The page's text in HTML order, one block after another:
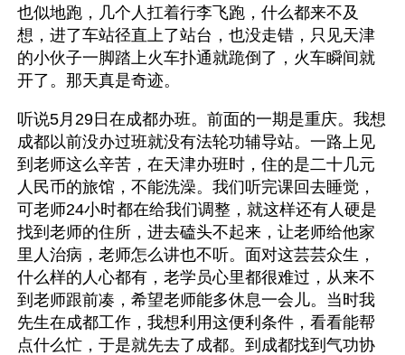
也似地跑，几个人扛着行李飞跑，什么都来不及
想，进了车站径直上了站台，也没走错，只见天津
的小伙子一脚踏上火车扑通就跪倒了，火车瞬间就
开了。那天真是奇迹。
听说5月29日在成都办班。前面的一期是重庆。我想
成都以前没办过班就没有法轮功辅导站。一路上见
到老师这么辛苦，在天津办班时，住的是二十几元
人民币的旅馆，不能洗澡。我们听完课回去睡觉，
可老师24小时都在给我们调整，就这样还有人硬是
找到老师的住所，进去磕头不起来，让老师给他家
里人治病，老师怎么讲也不听。面对这芸芸众生，
什么样的人心都有，老学员心里都很难过，从来不
到老师跟前凑，希望老师能多休息一会儿。当时我
先生在成都工作，我想利用这便利条件，看看能帮
点什么忙，于是就先去了成都。到成都找到气功协